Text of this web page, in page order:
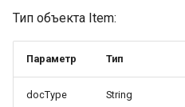
Тип объекта Item:
Параметр Тип
docType String